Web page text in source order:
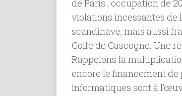
de Paris ; occupation de
violations incessantes de
scandinave, mais aussi
Golfe de Gascogne. Une
Rappelons la
encore le financement
informatiques sont à